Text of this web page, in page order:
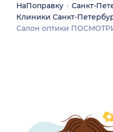
НаПоправку
Санкт-
Клиники Санкт-
Салон оптики